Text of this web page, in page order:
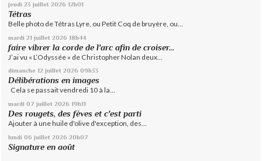
jeudi 23 juillet 2026 12h01
Tétras
Belle photo de Tétras Lyre, ou Petit Coq de bruyère, ou...
mardi 21 juillet 2026 18h44
faire vibrer la corde de l'arc afin de croiser...
J’ai vu « L’Odyssée » de Christopher Nolan deux...
dimanche 12 juillet 2026 09h33
Délibérations en images
Cela se passait vendredi 10 à la...
mardi 07 juillet 2026 19h11
Des rougets, des fèves et c'est parti
Ajouter à une huile d'olive d'exception, des...
lundi 06 juillet 2026 20h07
Signature en août